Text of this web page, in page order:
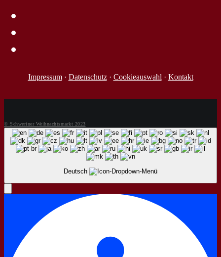
Impressum· Datenschutz· Cookieauswahl · Kontakt
© Schweriner Weihnachtsmarkt 2023
Deutsch